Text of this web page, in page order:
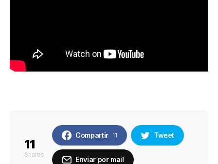
11
Shares
Compartir 11 Tweet
Enviar por mail